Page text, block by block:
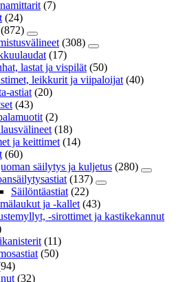
(7)
(24)
(872)
(308)
(17)
lastat ja vispilät (50)
leikkurit ja viipaloijat (40)
astiat (20)
(43)
(2)
(18)
ja keittimet (14)
(60)
säilytys ja kuljetus (280)
(137)
Säilöntäastiat (22)
ja -kallet (43)
-sirottimet ja kastikekannut
(11)
(50)
(32)